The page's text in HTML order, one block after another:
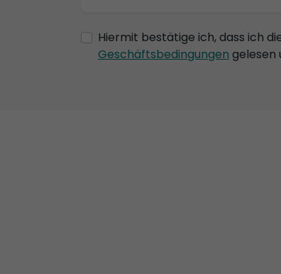
Hiermit bestätige ich, dass ich
Geschäftsbedingungen gelesen